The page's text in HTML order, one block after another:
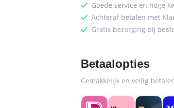
Goede service en hoge
Achteraf betalen met
Gratis bezorging bij
Betaalopties
Gemakkelijk en veilig